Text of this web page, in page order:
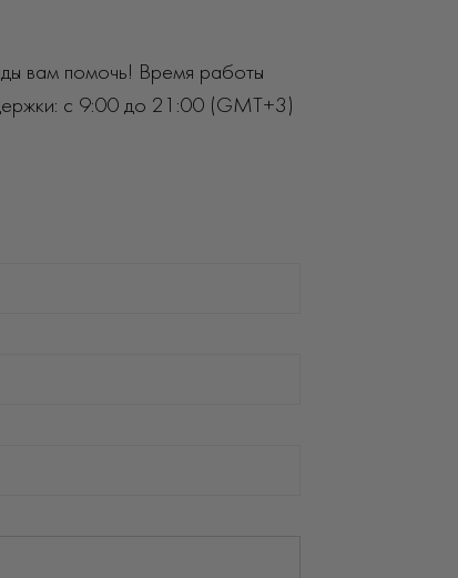
вам помочь! Время работы
с 9:00 до 21:00 (GMT+3)